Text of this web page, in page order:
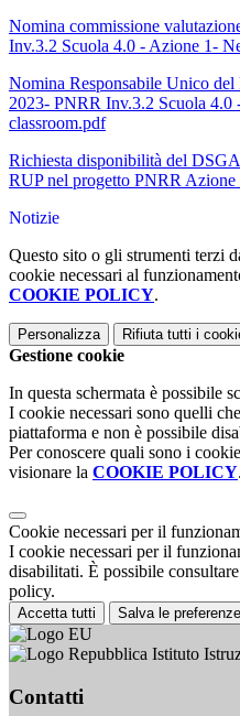
Nomina commissione
Inv.3.2 Scuola 4.0 - Azione 1-
Nomina Responsabile Unico
2023- PNRR Inv.3.2 Scuola 4.0
classroom.pdf
Richiesta disponibilità del
RUP nel progetto PNRR
Notizie
Questo sito o gli strumenti terzi
cookie necessari al
COOKIE POLICY.
Personalizza Rifiuta tutti i
Gestione cookie
In questa schermata è possibile
I cookie necessari sono quelli
piattaforma e non è possibile
Per conoscere quali sono i
visionare la COOKIE POLICY.
Cookie necessari per il
I cookie necessari per il
disabilitati. È possibile
policy.
Accetta tutti Salva le preferenze
Istituto
Contatti